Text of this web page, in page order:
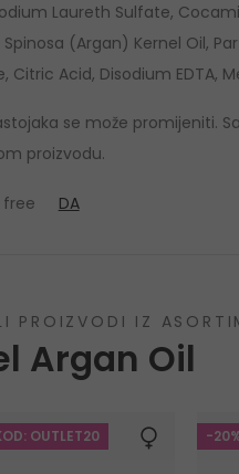
Laureth Sulfate,
Spinosa (Argan) Kernel Oil,
Citric Acid, Disodium EDTA,
se može promijeniti.
proizvodu.
DA
PROIZVODI IZ
Argan Oil
OUTLET20 -